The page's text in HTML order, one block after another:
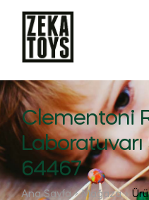
Clementoni
64467
Ana Sayfa Mağaza